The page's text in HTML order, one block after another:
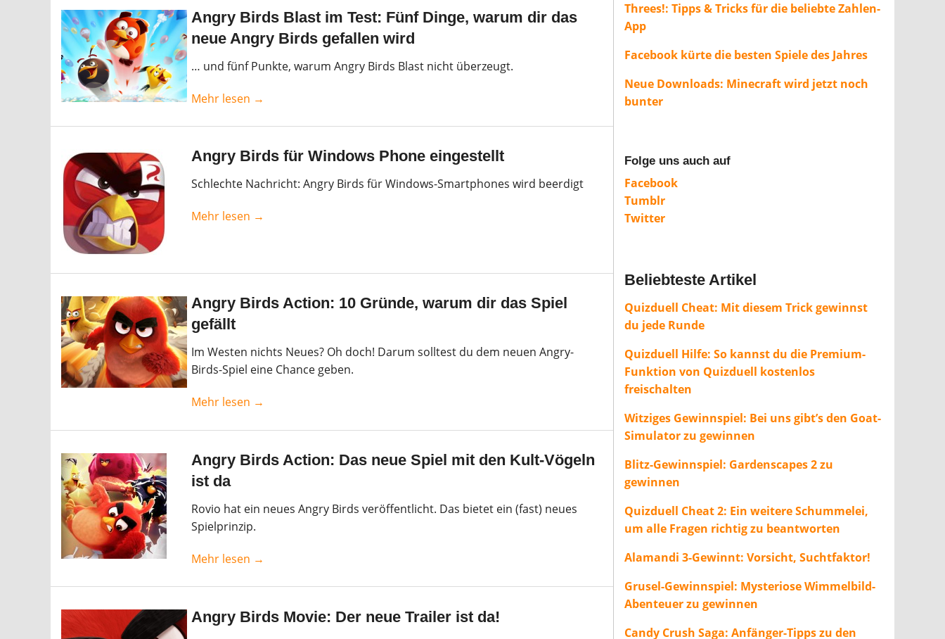
Angry Birds Blast im Test: Fünf Dinge, warum dir das
neue Angry Birds gefallen wird
… und fünf Punkte, warum Angry Birds Blast nicht überzeugt.
Mehr lesen →
Angry Birds für Windows Phone eingestellt
Schlechte Nachricht: Angry Birds für Windows-Smartphones wird beerdigt
Mehr lesen →
Angry Birds Action: 10 Gründe, warum dir das Spiel
gefällt
Im Westen nichts Neues? Oh doch! Darum solltest du dem neuen Angry-
Birds-Spiel eine Chance geben.
Mehr lesen →
Angry Birds Action: Das neue Spiel mit den Kult-Vögeln
ist da
Rovio hat ein neues Angry Birds veröffentlicht. Das bietet ein (fast) neues
Spielprinzip.
Mehr lesen →
Angry Birds Movie: Der neue Trailer ist da!
Threes!: Tipps & Tricks für die beliebte Zahlen-
App
Facebook kürte die besten Spiele des Jahres
Neue Downloads: Minecraft wird jetzt noch
bunter
Folge uns auch auf
Facebook
Tumblr
Twitter
Beliebteste Artikel
Quizduell Cheat: Mit diesem Trick gewinnst
du jede Runde
Quizduell Hilfe: So kannst du die Premium-
Funktion von Quizduell kostenlos
freischalten
Witziges Gewinnspiel: Bei uns gibt’s den Goat-
Simulator zu gewinnen
Blitz-Gewinnspiel: Gardenscapes 2 zu
gewinnen
Quizduell Cheat 2: Ein weitere Schummelei,
um alle Fragen richtig zu beantworten
Alamandi 3-Gewinnt: Vorsicht, Suchtfaktor!
Grusel-Gewinnspiel: Mysteriose Wimmelbild-
Abenteuer zu gewinnen
Candy Crush Saga: Anfänger-Tipps zu den